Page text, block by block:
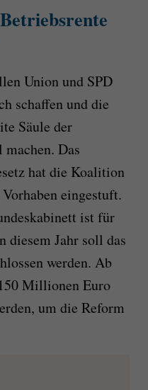
Union und SPD
schaffen und die
Säule der
Das
hat die Koalition
eingestuft.
ist für
diesem Jahr soll das
werden. Ab
Millionen Euro
um die Reform